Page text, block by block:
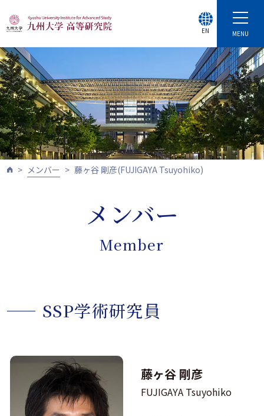
MENU
EN
メンバー 藤ヶ谷 剛彦(FUJIGAYA Tsuyohiko)
メンバー
Member
SSP学術研究員
藤ヶ谷 剛彦
FUJIGAYA Tsuyohiko